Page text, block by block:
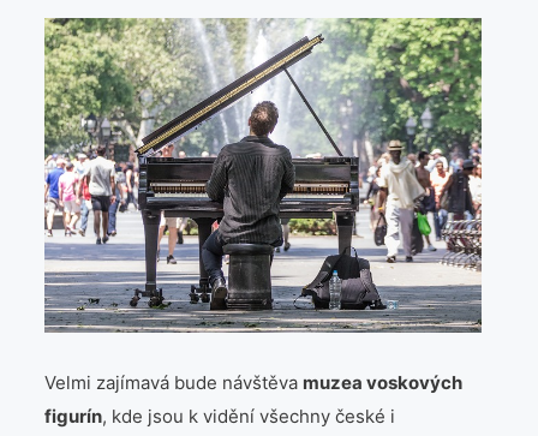
Velmi zajímavá bude návštěva muzea voskových
figurín, kde jsou k vidění všechny české i